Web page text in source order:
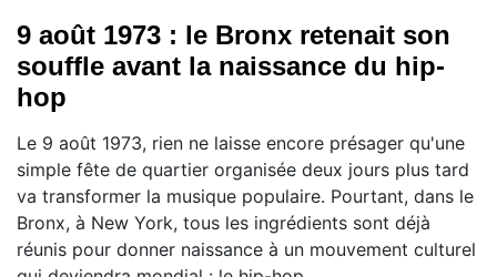
9 août 1973 : le Bronx retenait son
souffle avant la naissance du hip-
hop
Le 9 août 1973, rien ne laisse encore présager qu'une
simple fête de quartier organisée deux jours plus tard
va transformer la musique populaire. Pourtant, dans le
Bronx, à New York, tous les ingrédients sont déjà
réunis pour donner naissance à un mouvement culturel